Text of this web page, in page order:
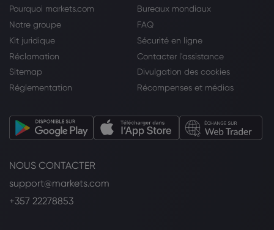
Pourquoi markets.com
Bureaux mondiaux
Notre groupe
FAQ
Kit juridique
Sécurité en ligne
Réclamation
Contacter l'assistance
Sitemap
Divulgation des cookies
Réglementation
Récompenses et médias
NOUS CONTACTER
support@markets.com
+357 22278853